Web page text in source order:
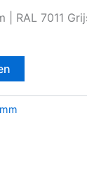
| RAL 7011